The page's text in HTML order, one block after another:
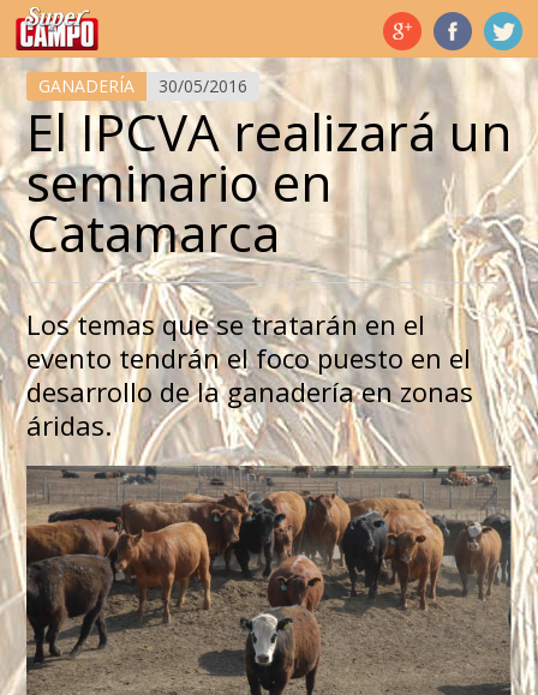
Temas de hoy
GANADERÍA 30/05/2016
El IPCVA realizará un
seminario en
Catamarca
Los temas que se tratarán en el
evento tendrán el foco puesto en el
desarrollo de la ganadería en zonas
áridas.